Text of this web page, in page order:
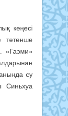
кеңесі
төтенше
«Гаэми»
су
Синьхуа